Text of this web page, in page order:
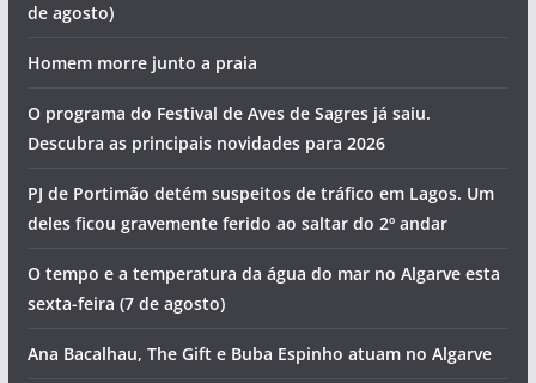
de agosto)
Homem morre junto a praia
O programa do Festival de Aves de Sagres já saiu.
Descubra as principais novidades para 2026
PJ de Portimão detém suspeitos de tráfico em Lagos. Um
deles ficou gravemente ferido ao saltar do 2º andar
O tempo e a temperatura da água do mar no Algarve esta
sexta-feira (7 de agosto)
Ana Bacalhau, The Gift e Buba Espinho atuam no Algarve